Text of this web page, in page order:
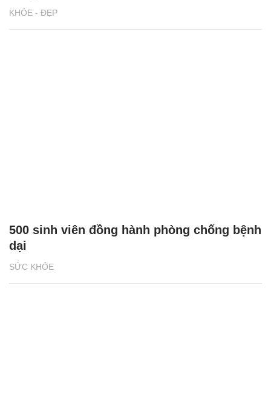
KHỎE - ĐẸP
SỨC KHỎE
500 sinh viên đồng hành phòng chống bệnh
dại